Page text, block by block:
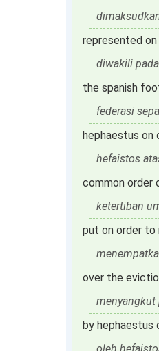
represented on
diwakili
the spanish
federasi
hephaestus on
hefaistos
common order
ketertiban
put on order to
over the
menyangkut
by hephaestus